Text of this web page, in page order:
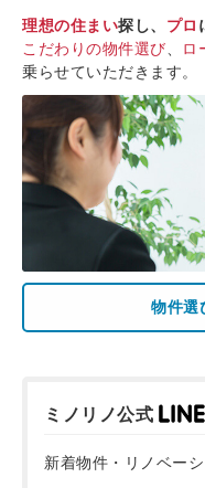
理想の住まい探し、 プロ
こだわりの物件選び
ロ
乗らせていただきます。
物件選
ミノリノ公式
新着物件・リノベー